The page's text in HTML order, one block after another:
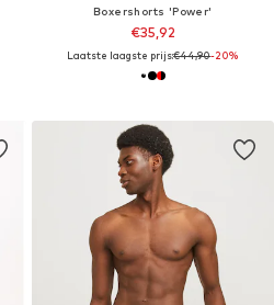
Boxershorts 'Power'
€35,92
Laatste laagste prijs:€44,90-20%